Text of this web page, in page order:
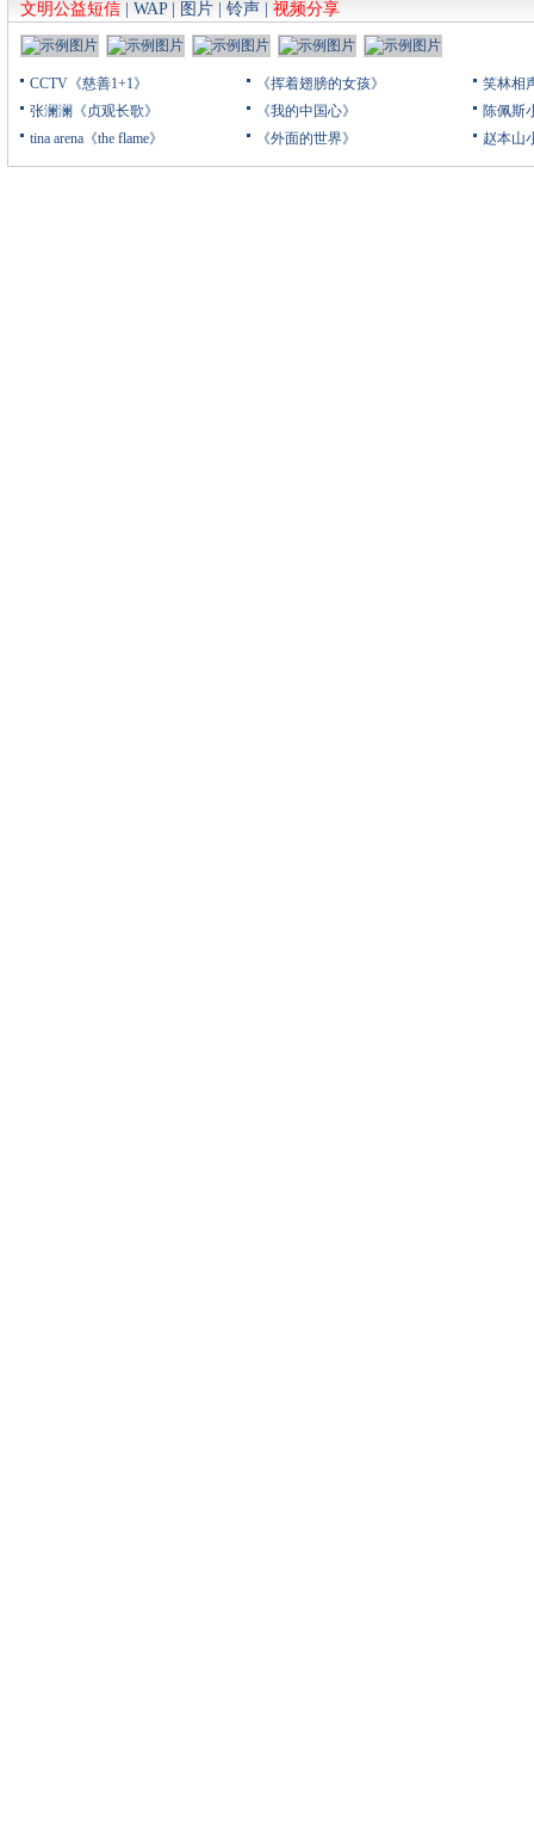
文明公益短信 WAP| 图片 铃声 视频分享
CCTV《慈善1+1》
张澜澜《贞观长歌》
tina arena《the flame》
《挥着翅膀的女孩》
《我的中国心》
《外面的世界》
笑林相
陈佩斯
赵本山